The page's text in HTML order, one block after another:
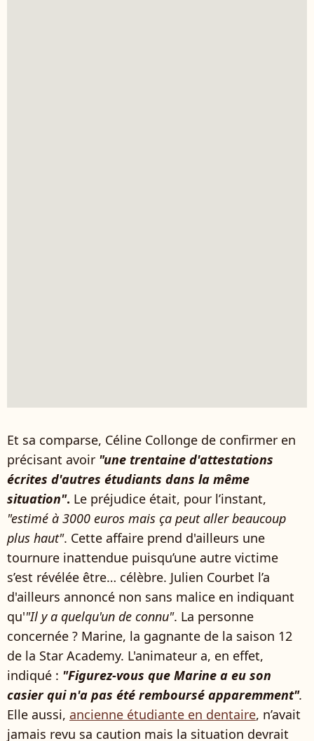
Et sa comparse, Céline Collonge de confirmer en
précisant avoir "une trentaine d'attestations
écrites d'autres étudiants dans la même
situation". Le préjudice était, pour l’instant,
"estimé à 3000 euros mais ça peut aller beaucoup
plus haut". Cette affaire prend d'ailleurs une
tournure inattendue puisqu’une autre victime
s’est révélée être… célèbre. Julien Courbet l’a
d'ailleurs annoncé non sans malice en indiquant
qu'"Il y a quelqu'un de connu". La personne
concernée ? Marine, la gagnante de la saison 12
de la Star Academy. L'animateur a, en effet,
indiqué : "Figurez-vous que Marine a eu son
casier qui n'a pas été remboursé apparemment".
Elle aussi, ancienne étudiante en dentaire, n’avait
jamais revu sa caution mais la situation devrait